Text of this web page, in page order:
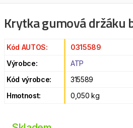
Krytka gumová držáku
Kód AUTOS:
0315589
Výrobce:
ATP
Kód výrobce:
315589
Hmotnost:
0,050 kg